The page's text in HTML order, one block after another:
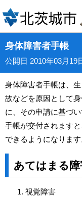
身体障害者手帳
公開日 2010年03月19
身体障害者手帳は、
故などを原因として
に、その申請に基づ
手帳が交付されます
できるようになります
あてはまる障
視覚障害